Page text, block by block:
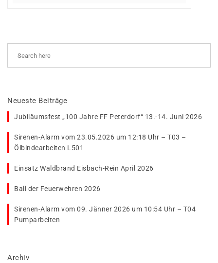
Neueste Beiträge
Jubiläumsfest „100 Jahre FF Peterdorf“ 13.-14. Juni 2026
Sirenen-Alarm vom 23.05.2026 um 12:18 Uhr – T03 –
Ölbindearbeiten L501
Einsatz Waldbrand Eisbach-Rein April 2026
Ball der Feuerwehren 2026
Sirenen-Alarm vom 09. Jänner 2026 um 10:54 Uhr – T04
Pumparbeiten
Archiv